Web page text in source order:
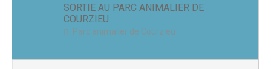
SORTIE AU PARC ANIMALIER DE
COURZIEU
Parc animalier de Courzieu